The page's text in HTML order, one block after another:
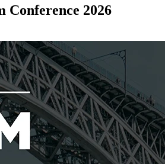
Conference 2026